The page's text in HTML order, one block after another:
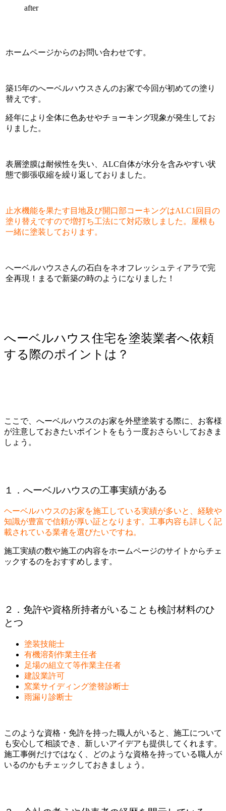
after
ホームページからのお問い合わせです。
築15年のへーベルハウスさんのお家で今回が初めての塗り
替えです。
経年により全体に色あせやチョーキング現象が発生してお
りました。
表層塗膜は耐候性を失い、ALC自体が水分を含みやすい状
態で膨張収縮を繰り返しておりました。
止水機能を果たす目地及び開口部コーキングはALC1回目の
塗り替えですので増打ち工法にて対応致しました。屋根も
一緒に塗装しております。
へーベルハウスさんの石白をネオフレッシュティアラで完
全再現！まるで新築の時のようになりました！
へーベルハウス住宅を塗装業者へ依頼
する際のポイントは？
ここで、へーベルハウスのお家を外壁塗装する際に、お客様
が注意しておきたいポイントをもう一度おさらいしておきま
しょう。
１．へーベルハウスの工事実績がある
ヘーベルハウスのお家を施工している実績が多いと、経験や
知識が豊富で信頼が厚い証となります。工事内容も詳しく記
載されている業者を選びたいですね。
施工実績の数や施工の内容をホームページのサイトからチェ
ックするのをおすすめします。
２．免許や資格所持者がいることも検討材料のひ
とつ
塗装技能士
有機溶剤作業主任者
足場の組立て等作業主任者
建設業許可
窯業サイディング塗替診断士
雨漏り診断士
このような資格・免許を持った職人がいると、施工について
も安心して相談でき、新しいアイデアも提供してくれます。
施工事例だけではなく、どのような資格を持っている職人が
いるのかもチェックしておきましょう。